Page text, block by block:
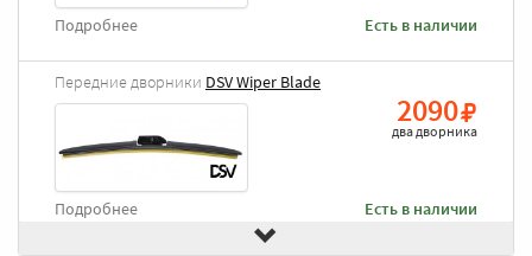
Есть в наличии
Подробнее
Передние дворники DSV Wiper Blade
2090
два дворника
Есть в наличии
Подробнее